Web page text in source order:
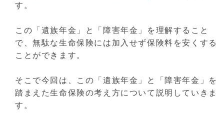
す。
この「遺族年金」と「障害年金」を理解すること
で、無駄な生命保険には加入せず保険料を安くする
ことができます。
そこで今回は、この「遺族年金」と「障害年金」を
踏まえた生命保険の考え方について説明していきま
す。